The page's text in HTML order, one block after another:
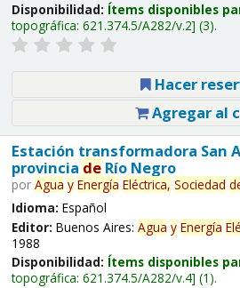
Disponibilidad: Ítems disponibles
topográfica: 621.374.5/A282/v.2 (3).
Hacer
Agregar al
Estación transformadora San
provincia deRío Negro
por Agua y Energía Eléctrica, Sociedad
Idioma: Español
Editor: Buenos Aires: Agua y Energía
1988
Disponibilidad: Ítems disponibles
topográfica: 621.374.5/A282/v.4 (1).